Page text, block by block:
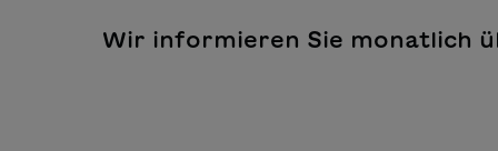
Wir informieren Sie monatlich